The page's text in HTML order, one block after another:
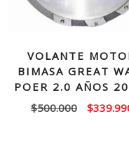
VOLANTE
BIMASA GREAT
POER 2.0 AÑOS
$500.000
El
$